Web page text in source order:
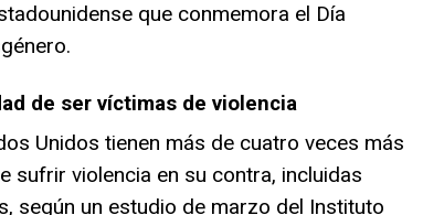
que conmemora el Día
de ser víctimas de violencia
Unidos tienen más de cuatro veces más
sufrir violencia en su contra, incluidas
según un estudio de marzo del Instituto